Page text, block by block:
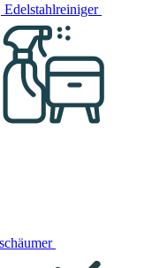
Edelstahlreiniger